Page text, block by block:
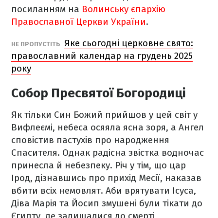
посиланням на Волинську єпархію
Православної Церкви України.
НЕ ПРОПУСТІТЬ Яке сьогодні церковне свято:
православний календар на грудень 2025
року
Собор Пресвятої Богородиці
Як тільки Син Божий прийшов у цей світ у
Вифлеємі, небеса осяяла ясна зоря, а Ангел
сповістив пастухів про народження
Спасителя. Однак радісна звістка водночас
принесла й небезпеку. Річ у тім, що цар
Ірод, дізнавшись про прихід Месії, наказав
вбити всіх немовлят. Аби врятувати Ісуса,
Діва Марія та Йосип змушені були тікати до